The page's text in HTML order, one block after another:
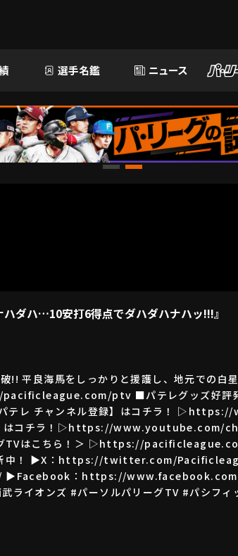
選手名鑑 ニュース
ダハ…10安打6得点でダハダハナハッ!!!』
!! 平良海馬をしっかりと援護し、地元での白
ptv ■パテレグッズ好評
レ チャンネル登録】はコチラ！
】はコチラ！▷https://www.youtube.com/
グTVはこちら！＞ ▷https://
中！ ▶X：https://twitter.com/
：https://
オンズ #パーソルパリーグTV #パシフィ